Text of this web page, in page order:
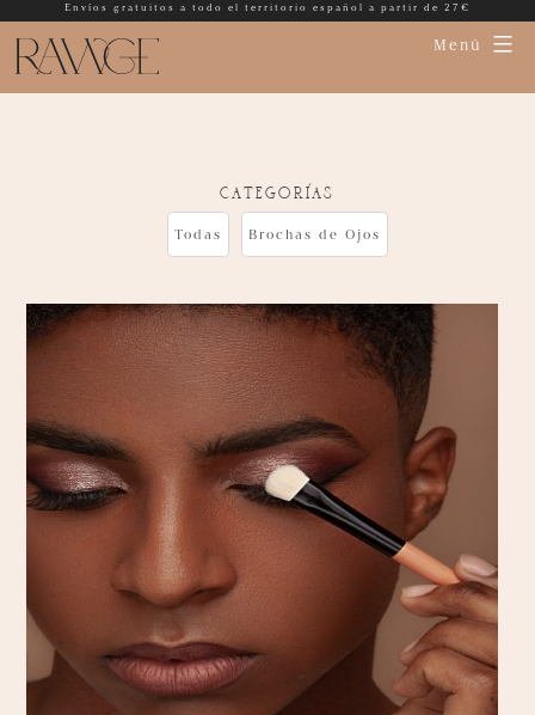
Menú
Envíos gratuitos a todo el territorio español a partir de 27€
categorías
Todas Brochas de Ojos